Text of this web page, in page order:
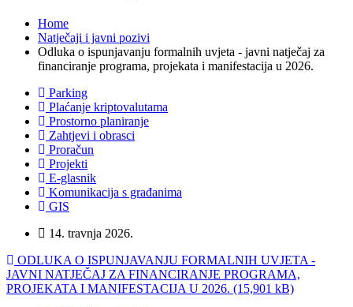
Home
Natječaji i javni pozivi
Odluka o ispunjavanju formalnih uvjeta - javni natječaj za
financiranje programa, projekata i manifestacija u 2026.
Parking
Plaćanje kriptovalutama
Prostorno planiranje
Zahtjevi i obrasci
Proračun
Projekti
E-glasnik
Komunikacija s građanima
GIS
14. travnja 2026.
ODLUKA O ISPUNJAVANJU FORMALNIH UVJETA -
JAVNI NATJEČAJ ZA FINANCIRANJE PROGRAMA,
PROJEKATA I MANIFESTACIJA U 2026. (15,901 kB)